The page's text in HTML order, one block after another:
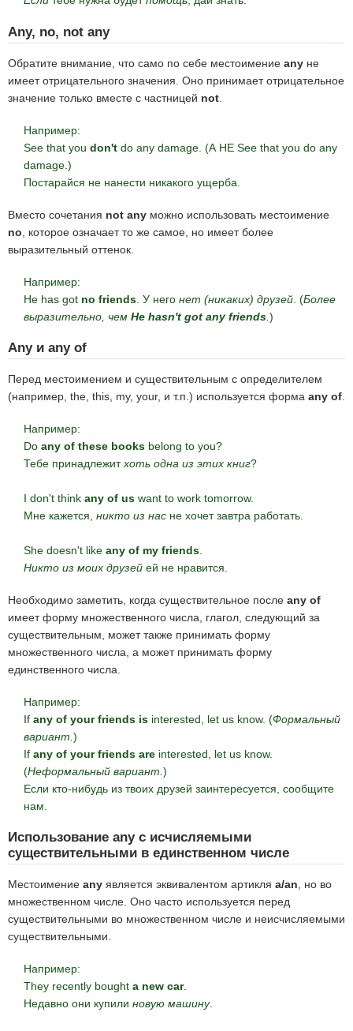
Any, no, not any
Обратите внимание, что само по себе местоимение any не
имеет отрицательного значения. Оно принимает отрицательное
значение только вместе с частницей not
Например:
See that you don't do any damage. (А НЕ See that you do any
damage.)
Постарайся не нанести никакого ущерба.
Вместо сочетания not any можно использовать местоимение
no , которое означает то же самое, но имеет более
выразительный оттенок.
Например:
He has got no friends . У него нет (никаких) друзей . (Более
выразительно, чем He hasn't got any friends )
Any и any of
Перед местоимением и существительным с определителем
(например, the, this, my, your, и т.п.) используется форма any of
Например:
Do any of these books belong to you?
Тебе принадлежитхоть одна из этих книг?
I don't think any of us want to work tomorrow.
Мне кажется, никто из нас не хочет завтра работать.
She doesn't like any of my friends
Никто из моих друзей ей не нравится.
Необходимо заметить, когда существительное после any of
имеет форму множественного числа, глагол, следующий за
существительным, может также принимать форму
множественного числа, а может принимать форму
единственного числа.
Например:
If any of your friends is interested, let us know. (Формальный
вариант. )
If any of your friends are interested, let us know.
(Неформальный вариант. )
Если кто-нибудь из твоих друзей заинтересуется, сообщите
нам.
Использование any с исчисляемыми
существительными в единственном числе
Местоимение any является эквивалентом артикля a/an , но во
множественном числе. Оно часто используется перед
существительными во множественном числе и неисчисляемыми
существительными.
Например:
They recently bought a new car.
Недавно они купили новую машину.